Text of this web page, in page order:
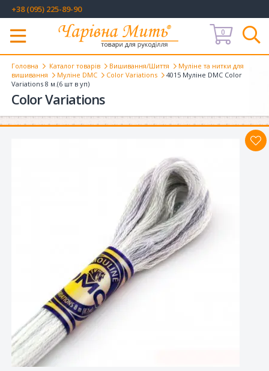
+38 (095) 225-89-90
Меню
0
Головна Каталог товарів Вишивання/Шиття
Муліне та нитки для
вишивання
Муліне DMC Color Variations
4015 Муліне DMC Color
Variations 8 м.(6 шт в уп)
Color Variations